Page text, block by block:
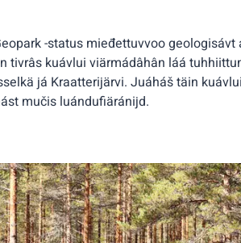
-status mieđettuvvoo
tivrâs kuávlui viärmádâhân láá
já Kraatterijärvi. Juáháš täin
mučis luándufiäránijd.